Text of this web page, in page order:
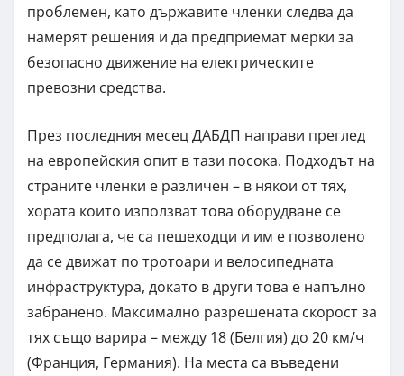
проблемен, като държавите членки следва да
намерят решения и да предприемат мерки за
безопасно движение на електрическите
превозни средства.
През последния месец ДАБДП направи преглед
на европейския опит в тази посока. Подходът на
страните членки е различен – в някои от тях,
хората които използват това оборудване се
предполага, че са пешеходци и им е позволено
да се движат по тротоари и велосипедната
инфраструктура, докато в други това е напълно
забранено. Максимално разрешената скорост за
тях също варира – между 18 (Белгия) до 20 км/ч
(Франция, Германия). На места са въведени